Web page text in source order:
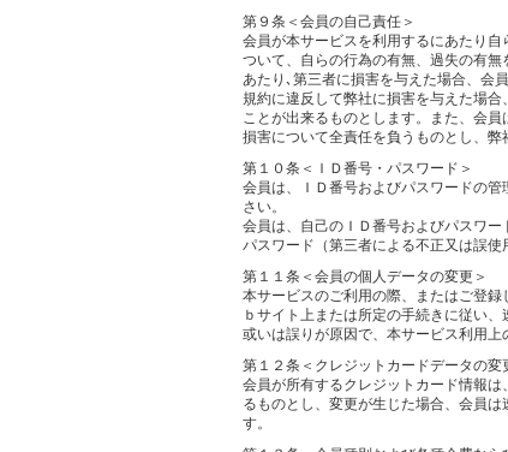
第９条＜会員の自己責任＞
会員が本サービスを利用するにあたり
ついて、自らの行為の有無、過失の有
あたり､第三者に損害を与えた場合、会
規約に違反して弊社に損害を与えた場
ことが出来るものとします。また、会
損害について全責任を負うものとし、弊
第１０条＜ＩＤ番号・パスワード＞
会員は、ＩＤ番号およびパスワードの
さい。
会員は、自己のＩＤ番号およびパスワー
パスワード（第三者による不正又は誤
第１１条＜会員の個人データの変更＞
本サービスのご利用の際、またはご登
ｂサイト上または所定の手続きに従い
或いは誤りが原因で、本サービス利用上
第１２条＜クレジットカードデータの変
会員が所有するクレジットカード情報
るものとし、変更が生じた場合、会員
す。